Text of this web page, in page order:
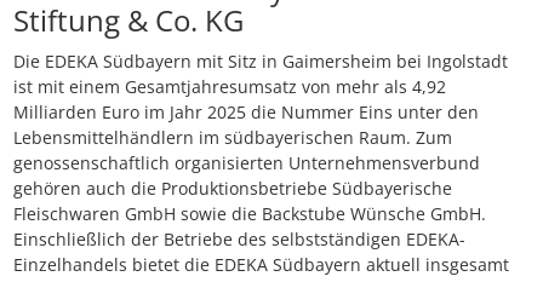
Stiftung & Co. KG
Die EDEKA Südbayern mit Sitz in Gaimersheim bei Ingolstadt
ist mit einem Gesamtjahresumsatz von mehr als 4,92
Milliarden Euro im Jahr 2025 die Nummer Eins unter den
Lebensmittelhändlern im südbayerischen Raum. Zum
genossenschaftlich organisierten Unternehmensverbund
gehören auch die Produktionsbetriebe Südbayerische
Fleischwaren GmbH sowie die Backstube Wünsche GmbH.
Einschließlich der Betriebe des selbstständigen EDEKA-
Einzelhandels bietet die EDEKA Südbayern aktuell insgesamt